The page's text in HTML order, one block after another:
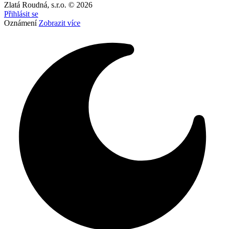
Zlatá Roudná, s.r.o. © 2026
Přihlásit se
Oznámení Zobrazit více